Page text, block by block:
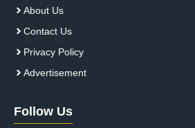
About Us
Contact Us
Privacy Policy
Advertisement
Follow Us